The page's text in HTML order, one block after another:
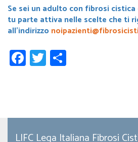
Se sei un adulto con fibrosi cistica
tu parte attiva nelle scelte che ti
all’indirizzo
Facebook
Twitter
LIFC Lega Italiana Fibrosi